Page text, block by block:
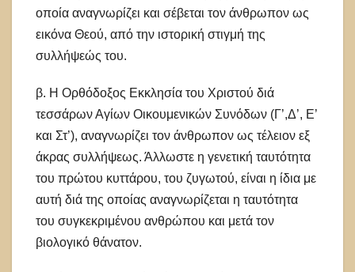
οποία αναγνωρίζει και σέβεται τον άνθρωπον ως
εικόνα Θεού, από την ιστορική στιγμή της
συλλήψεώς του.
β. Η Ορθόδοξος Εκκλησία του Χριστού διά
τεσσάρων Αγίων Οικουμενικών Συνόδων (Γ’,Δ’, Ε’
και Στ’), αναγνωρίζει τον άνθρωπον ως τέλειον εξ
άκρας συλλήψεως. Άλλωστε η γενετική ταυτότητα
του πρώτου κυττάρου, του ζυγωτού, είναι η ίδια με
αυτή διά της οποίας αναγνωρίζεται η ταυτότητα
του συγκεκριμένου ανθρώπου και μετά τον
βιολογικό θάνατον.